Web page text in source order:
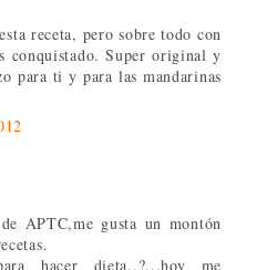
receta, pero sobre todo con
conquistado. Super original y
para ti y para las mandarinas
APTC,me gusta un montón
hacer dieta..?...hoy me